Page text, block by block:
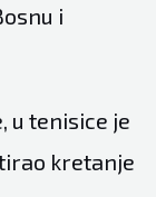
i
u tenisice je
kretanje